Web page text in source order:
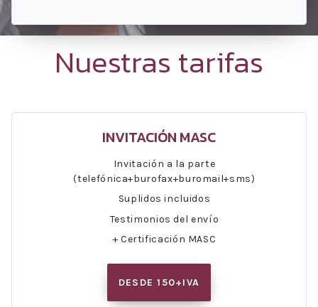
Nuestras tarifas
INVITACIÓN MASC
Invitación a la parte
(telefónica+burofax+buromail+sms)
Suplidos incluidos
Testimonios del envío
+ Certificación MASC
DESDE 150+IVA